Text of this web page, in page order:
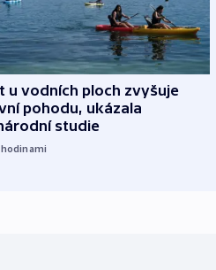
u vodních ploch zvyšuje
pohodu, ukázala
studie
hodinami